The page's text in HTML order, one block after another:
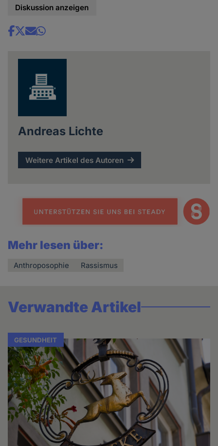
Diskussion anzeigen
Share
Andreas Lichte
Weitere Artikel des Autoren
Mehr lesen über:
Anthroposophie Rassismus
Verwandte Artikel
GESUNDHEIT